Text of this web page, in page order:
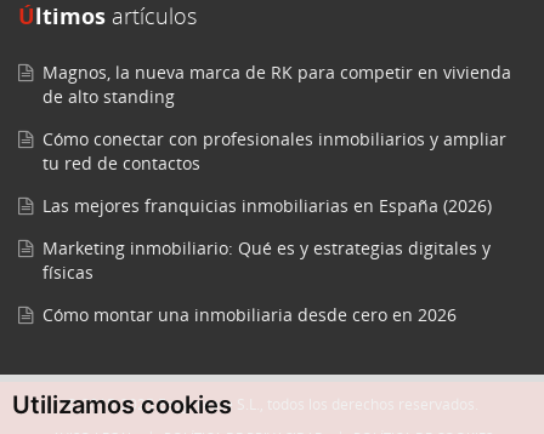
Utilizamos cookies
Últimos artículos
Magnos, la nueva marca de RK para competir en vivienda
de alto standing
Cómo conectar con profesionales inmobiliarios y ampliar
tu red de contactos
Las mejores franquicias inmobiliarias en España (2026)
Marketing inmobiliario: Qué es y estrategias digitales y
físicas
Cómo montar una inmobiliaria desde cero en 2026
© 2015-2025 Easycreate S.L., todos los derechos reservados.